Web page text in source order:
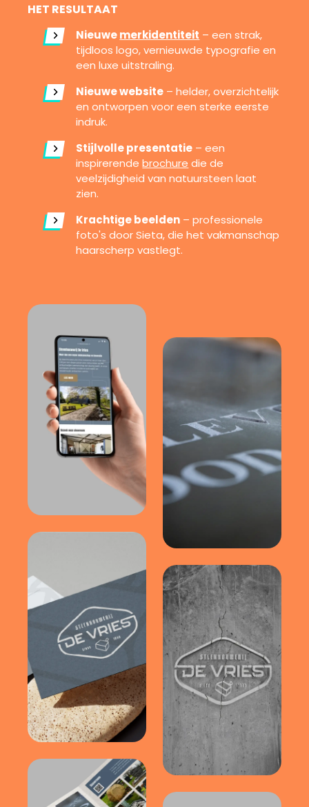
HET RESULTAAT
Nieuwemerkidentiteit – een strak,
tijdloos logo, vernieuwde typografie en
een luxe uitstraling.
Nieuwe website – helder, overzichtelijk
en ontworpen voor een sterke eerste
indruk.
Stijlvolle presentatie – een
inspirerendebrochure die de
veelzijdigheid van natuursteen laat
zien.
Krachtige beelden – professionele
foto's door Sieta, die het vakmanschap
haarscherp vastlegt.